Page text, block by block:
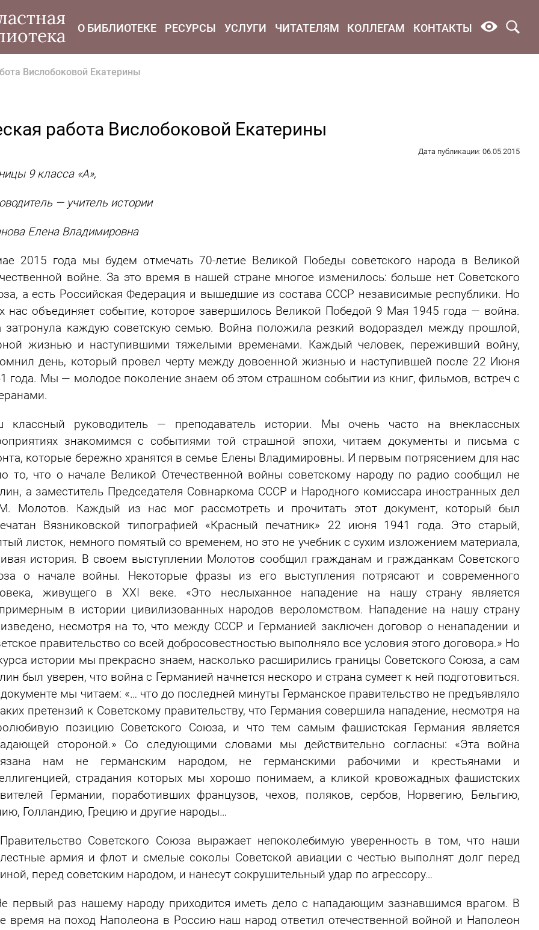
О БИБЛИОТЕКЕ РЕСУРСЫ УСЛУГИ ЧИТАТЕЛЯМ КОЛЛЕГАМ КОНТАКТЫ
Вислобоковой Екатерины
работа Вислобоковой Екатерины
Дата публикации: 06.05.2015
9 класса «А»,
— учитель истории
Елена Владимировна
2015 года мы будем отмечать 70-летие Великой Победы советского народа в Великой
войне. За это время в нашей стране многое изменилось: больше нет Советского
а есть Российская Федерация и вышедшие из состава СССР независимые республики. Но
нас объединяет событие, которое завершилось Великой Победой 9 Мая 1945 года — война.
затронула каждую советскую семью. Война положила резкий водораздел между прошлой,
жизнью и наступившими тяжелыми временами. Каждый человек, переживший войну,
день, который провел черту между довоенной жизнью и наступившей после 22 Июня
года. Мы — молодое поколение знаем об этом страшном событии из книг, фильмов, встреч с
классный руководитель — преподаватель истории. Мы очень часто на внеклассных
знакомимся с событиями той страшной эпохи, читаем документы и письма с
которые бережно хранятся в семье Елены Владимировны. И первым потрясением для нас
то, что о начале Великой Отечественной войны советскому народу по радио сообщил не
а заместитель Председателя Совнаркома СССР и Народного комиссара иностранных дел
Молотов. Каждый из нас мог рассмотреть и прочитать этот документ, который был
Вязниковской типографией «Красный печатник» 22 июня 1941 года. Это старый,
листок, немного помятый со временем, но это не учебник с сухим изложением материала,
история. В своем выступлении Молотов сообщил гражданам и гражданкам Советского
о начале войны. Некоторые фразы из его выступления потрясают и современного
живущего в XXI веке. «Это неслыханное нападение на нашу страну является
в истории цивилизованных народов вероломством. Нападение на нашу страну
несмотря на то, что между СССР и Германией заключен договор о ненападении и
правительство со всей добросовестностью выполняло все условия этого договора.» Но
истории мы прекрасно знаем, насколько расширились границы Советского Союза, а сам
был уверен, что война с Германией начнется нескоро и страна сумеет к ней подготовиться.
мы читаем: «… что до последней минуты Германское правительство не предъявляло
претензий к Советскому правительству, что Германия совершила нападение, несмотря на
позицию Советского Союза, и что тем самым фашистская Германия является
стороной.» Со следующими словами мы действительно согласны: «Эта война
нам не германским народом, не германскими рабочими и крестьянами и
страдания которых мы хорошо понимаем, а кликой кровожадных фашистских
Германии, поработивших французов, чехов, поляков, сербов, Норвегию, Бельгию,
Голландию, Грецию и другие народы…
Советского Союза выражает непоколебимую уверенность в том, что наши
армия и флот и смелые соколы Советской авиации с честью выполнят долг перед
перед советским народом, и нанесут сокрушительный удар по агрессору…
первый раз нашему народу приходится иметь дело с нападающим зазнавшимся врагом. В
время на поход Наполеона в Россию наш народ ответил отечественной войной и Наполеон